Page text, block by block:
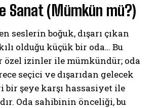
Sanat (Mümkün mü?)
seslerin boğuk, dışarı çıkan
olduğu küçük bir oda… Bu
özel izinler ile mümkündür; oda
seçici ve dışarıdan gelecek
bir şeye karşı hassasiyet ile
Oda sahibinin önceliği, bu